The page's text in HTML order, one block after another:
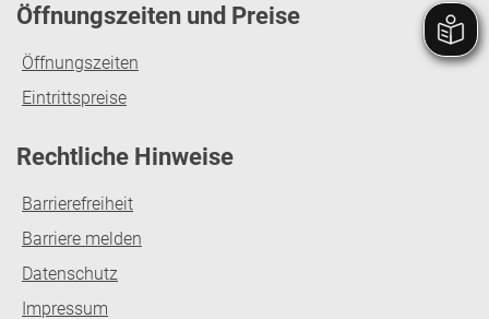
Öffnungszeiten und Preise
Öffnungszeiten
Eintrittspreise
Rechtliche Hinweise
Barrierefreiheit
Barriere melden
Datenschutz
Impressum